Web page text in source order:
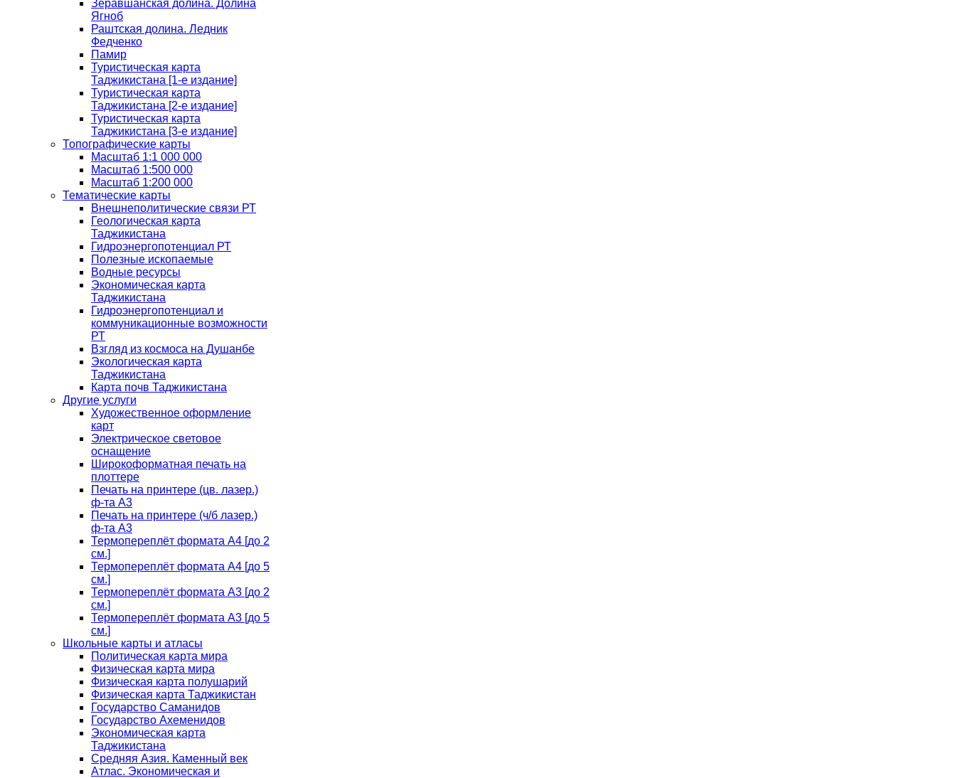
Зеравшанская долина. Долина
Ягноб
Раштская долина. Ледник
Федченко
Памир
Туристическая карта
Таджикистана [1-е издание]
Туристическая карта
Таджикистана [2-е издание]
Туристическая карта
Таджикистана [3-е издание]
Топографические карты
Масштаб 1:1 000 000
Масштаб 1:500 000
Масштаб 1:200 000
Тематические карты
Внешнеполитические связи РТ
Геологическая карта
Таджикистана
Гидроэнергопотенциал РТ
Полезные ископаемые
Водные ресурсы
Экономическая карта
Таджикистана
Гидроэнергопотенциал и
коммуникационные возможности
РТ
Взгляд из космоса на Душанбе
Экологическая карта
Таджикистана
Карта почв Таджикистана
Другие услуги
Художественное оформление
карт
Электрическое световое
оснащение
Широкоформатная печать на
плоттере
Печать на принтере (цв. лазер.)
ф-та А3
Печать на принтере (ч/б лазер.)
ф-та А3
Термопереплёт формата А4 [до 2
см.]
Термопереплёт формата А4 [до 5
см.]
Термопереплёт формата А3 [до 2
см.]
Термопереплёт формата А3 [до 5
см.]
Школьные карты и атласы
Политическая карта мира
Физическая карта мира
Физическая карта полушарий
Физическая карта Таджикистан
Государство Саманидов
Государство Ахеменидов
Экономическая карта
Таджикистана
Средняя Азия. Каменный век
Атлас. Экономическая и